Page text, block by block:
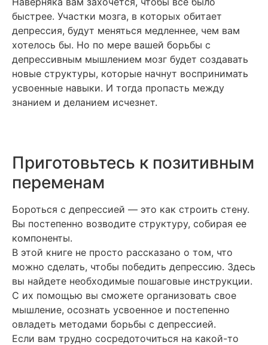
быстрее. Участки мозга, в которых обитает
депрессия, будут меняться медленнее, чем вам
хотелось бы. Но по мере вашей борьбы с
депрессивным мышлением мозг будет создавать
новые структуры, которые начнут воспринимать
усвоенные навыки. И тогда пропасть между
знанием и деланием исчезнет.
Приготовьтесь к позитивным
переменам
Бороться с депрессией — это как строить стену.
Вы постепенно возводите структуру, собирая ее
компоненты.
В этой книге не просто рассказано о том, что
можно сделать, чтобы победить депрессию. Здесь
вы найдете необходимые пошаговые инструкции.
С их помощью вы сможете организовать свое
мышление, осознать усвоенное и постепенно
овладеть методами борьбы с депрессией.
Если вам трудно сосредоточиться на какой-то